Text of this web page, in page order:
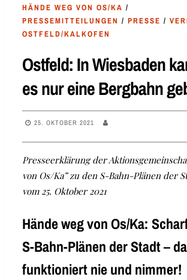
HÄNDE WEG VON OS/KA /
PRESSEMITTEILUNGEN / PRESSE /
OSTFELD/KALKOFEN
Ostfeld: In Wiesbaden
es nur eine Bergbahn
25. OKTOBER 2021
Presseerklärung der
von Os/Ka” zu den S-Bahn-Plänen der
vom 25. Oktober 2021
Hände weg von Os/Ka:
S-Bahn-Plänen der Stadt –
funktioniert nie und nimmer!